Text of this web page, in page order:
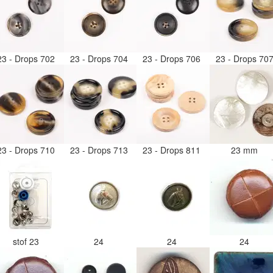
- Drops 702 23 - Drops 704 23 - Drops 706 23 - Drops
- Drops 710 23 - Drops 713 23 - Drops 811 23 mm
stof 23 24 24 24